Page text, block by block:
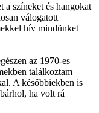
a színeket és hangokat
válogatott
hív mindünket
az 1970-es
találkoztam
A későbbiekben is
ha volt rá